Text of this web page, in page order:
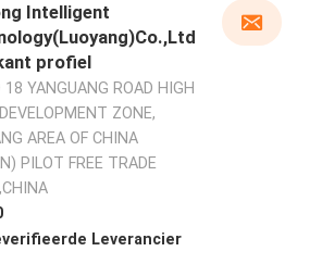
Intelligent
profiel
18 YANGUANG ROAD HIGH
ZONE,
AREA OF CHINA
PILOT FREE TRADE
Leverancier